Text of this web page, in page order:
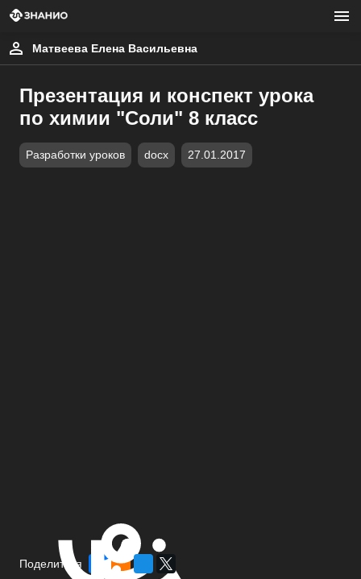
Матвеева Елена Васильевна
Презентация и конспект урока
по химии "Соли" 8 класс
Разработки уроков docx 27.01.2017
Поделиться